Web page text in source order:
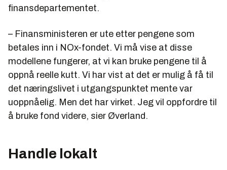
finansdepartementet.
– Finansministeren er ute etter pengene som
betales inn i NOx-fondet. Vi må vise at disse
modellene fungerer, at vi kan bruke pengene til å
oppnå reelle kutt. Vi har vist at det er mulig å få til
det næringslivet i utgangspunktet mente var
uoppnåelig. Men det har virket. Jeg vil oppfordre til
å bruke fond videre, sier Øverland.
Handle lokalt